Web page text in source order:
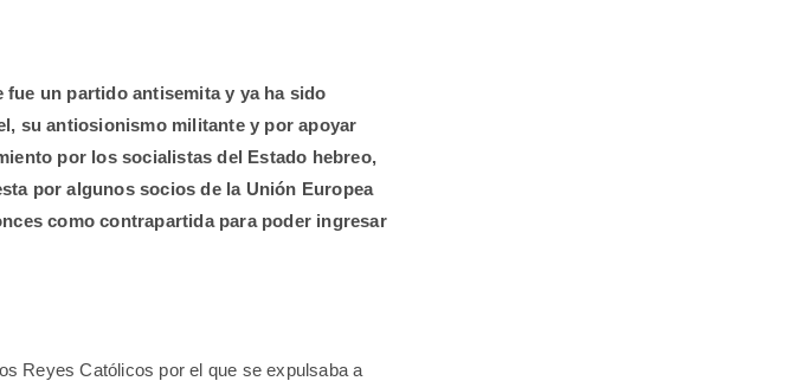
un partido antisemita y ya ha sido
su antiosionismo militante y por apoyar
por los socialistas del Estado hebreo,
por algunos socios de la Unión Europea
como contrapartida para poder ingresar
Reyes Católicos por el que se expulsaba a